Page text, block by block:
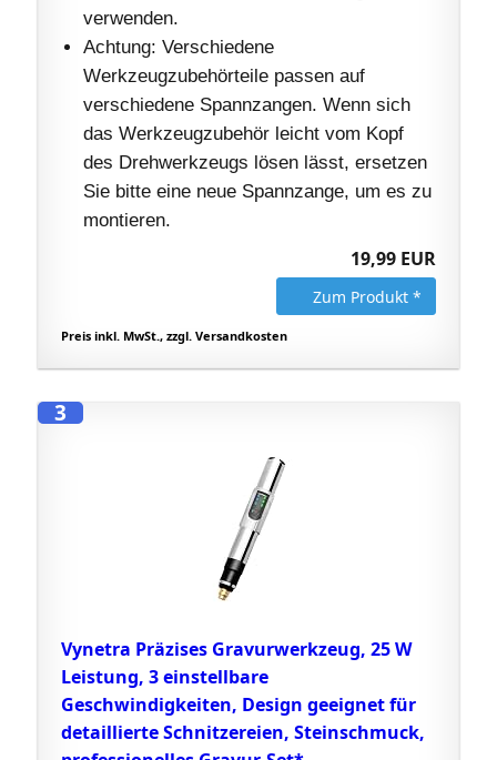
verwenden.
Achtung: Verschiedene
Werkzeugzubehörteile passen auf
verschiedene Spannzangen. Wenn sich
das Werkzeugzubehör leicht vom Kopf
des Drehwerkzeugs lösen lässt, ersetzen
Sie bitte eine neue Spannzange, um es zu
montieren.
19,99 EUR
Zum Produkt *
Preis inkl. MwSt., zzgl. Versandkosten
3
Vynetra Präzises Gravurwerkzeug, 25 W
Leistung, 3 einstellbare
Geschwindigkeiten, Design geeignet für
detaillierte Schnitzereien, Steinschmuck,